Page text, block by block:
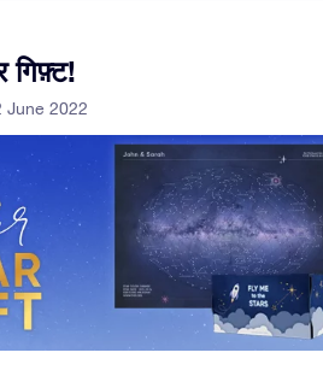
गिफ़्ट!
June 2022